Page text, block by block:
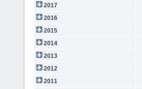
2017
2016
2015
2014
2013
2012
2011